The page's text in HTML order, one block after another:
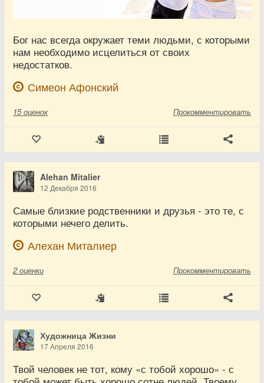
Бог нас всегда окружает теми людьми, с которыми
нам необходимо исцелиться от своих
недостатков.
Симеон Афонский
15 оценок Прокомментировать
Alehan Mitalier
12 Декабря 2016
Самые близкие родственники и друзья - это те, с
которыми нечего делить.
Алехан Миталиер
2 оценки Прокомментировать
Художница Жизни
17 Апреля 2016
Твой человек не тот, кому «с тобой хорошо» - с